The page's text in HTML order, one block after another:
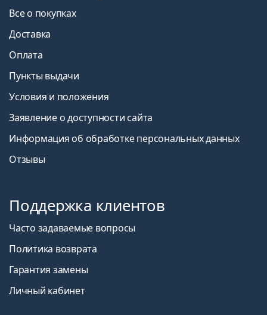
Все о покупках
Доставка
Оплата
Пункты выдачи
Условия и положения
Заявление о доступности сайта
Информация об обработке персональных данных
Отзывы
Поддержка клиентов
Часто задаваемые вопросы
Политика возврата
Гарантия замены
Личный кабинет